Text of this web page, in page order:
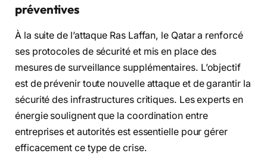
préventives
À la suite de l’attaque Ras Laffan, le Qatar a renforcé
ses protocoles de sécurité et mis en place des
mesures de surveillance supplémentaires. L’objectif
est de prévenir toute nouvelle attaque et de garantir la
sécurité des infrastructures critiques. Les experts en
énergie soulignent que la coordination entre
entreprises et autorités est essentielle pour gérer
efficacement ce type de crise.